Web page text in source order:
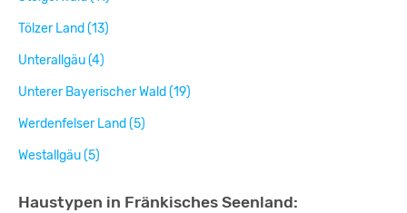
Tölzer Land (13)
Unterallgäu (4)
Unterer Bayerischer Wald (19)
Werdenfelser Land (5)
Westallgäu (5)
Haustypen in Fränkisches Seenland: